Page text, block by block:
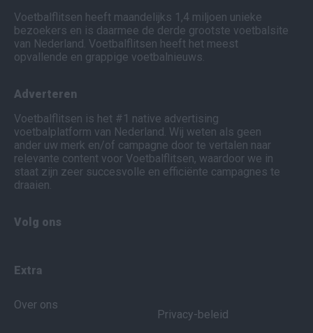
Voetbalflitsen heeft maandelijks 1,4 miljoen unieke
bezoekers en is daarmee de derde grootste voetbalsite
van Nederland. Voetbalflitsen heeft het meest
opvallende en grappige voetbalnieuws.
Adverteren
Voetbalflitsen is het #1 native advertising
voetbalplatform van Nederland. Wij weten als geen
ander uw merk en/of campagne door te vertalen naar
relevante content voor Voetbalflitsen, waardoor we in
staat zijn zeer succesvolle en efficiënte campagnes te
draaien.
Volg ons
Extra
Over ons
Privacy-beleid